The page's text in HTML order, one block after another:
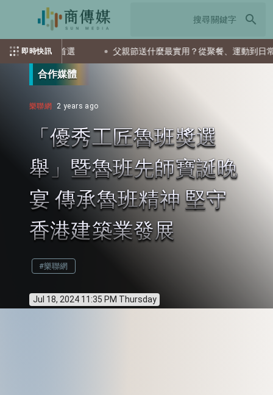
search
即時快訊
是首選 父親節送什麼最實用？從聚餐、運動到日常營養 4種送
合作媒體
樂聯網 2 years ago
「優秀工匠魯班獎選
舉」暨魯班先師寶誕晚
宴 傳承魯班精神 堅守
香港建築業發展
#樂聯網
Jul 18, 2024 11:35 PM Thursday